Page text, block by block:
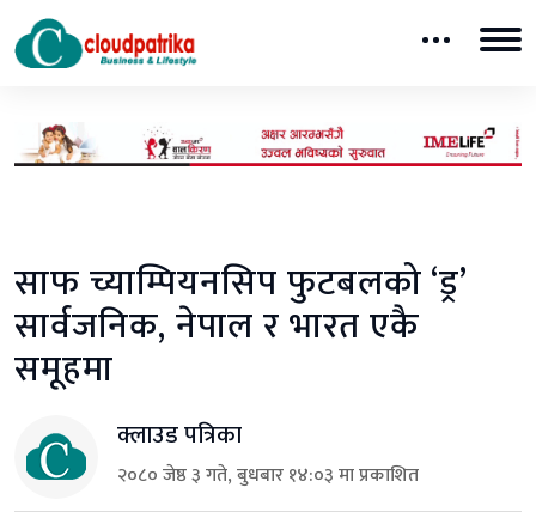
साफ च्याम्पियनसिप फुटबलको ‘ड्र’
सार्वजनिक, नेपाल र भारत एकै
समूहमा
क्लाउड पत्रिका
२०८० जेष्ठ ३ गते, बुधबार १४:०३ मा प्रकाशित